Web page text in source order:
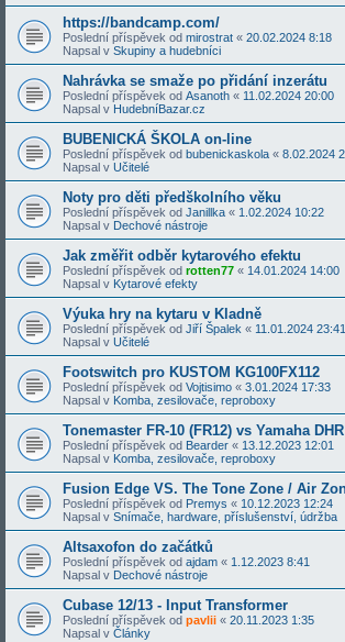
https://bandcamp.com/
Poslední příspěvek od mirostrat « 20.02.2024 8:18
Napsal v Skupiny a hudebníci
Nahrávka se smaže po přidání inzerátu
Poslední příspěvek od Asanoth « 11.02.2024 20:00
Napsal v HudebníBazar.cz
BUBENICKÁ ŠKOLA on-line
Poslední příspěvek od bubenickaskola « 8.02.2024
Napsal v Učitelé
Noty pro děti předškolního věku
Poslední příspěvek od Janillka « 1.02.2024 10:22
Napsal v Dechové nástroje
Jak změřit odběr kytarového efektu
Poslední příspěvek od rotten77 « 14.01.2024 14:00
Napsal v Kytarové efekty
Výuka hry na kytaru v Kladně
Poslední příspěvek od Jiří Špalek « 11.01.2024 23:41
Napsal v Učitelé
Footswitch pro KUSTOM KG100FX112
Poslední příspěvek od Vojtisimo « 3.01.2024 17:33
Napsal v Komba, zesilovače, reproboxy
Tonemaster FR-10 (FR12) vs Yamaha
Poslední příspěvek od Bearder « 13.12.2023 12:01
Napsal v Komba, zesilovače, reproboxy
Fusion Edge VS. The Tone Zone / Air
Poslední příspěvek od Premys « 10.12.2023 12:24
Napsal v Snímače, hardware, příslušenství, údržba
Altsaxofon do začátků
Poslední příspěvek od ajdam « 1.12.2023 8:41
Napsal v Dechové nástroje
Cubase 12/13 - Input Transformer
Poslední příspěvek od pavlii « 20.11.2023 1:35
Napsal v Články